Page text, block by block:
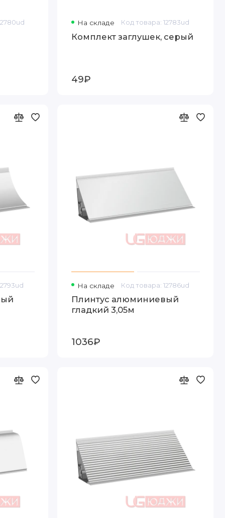
На складе Код товара: 12783ud
Комплект заглушек, серый
49₽
На складе Код товара: 12786ud
Плинтус алюминиевый
гладкий 3,05м
1036₽